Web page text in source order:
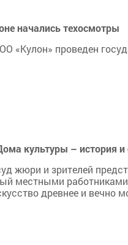
начались техосмотры
«Кулон» проведен
культуры – история и
жюри и зрителей
местными
древнее и вечно